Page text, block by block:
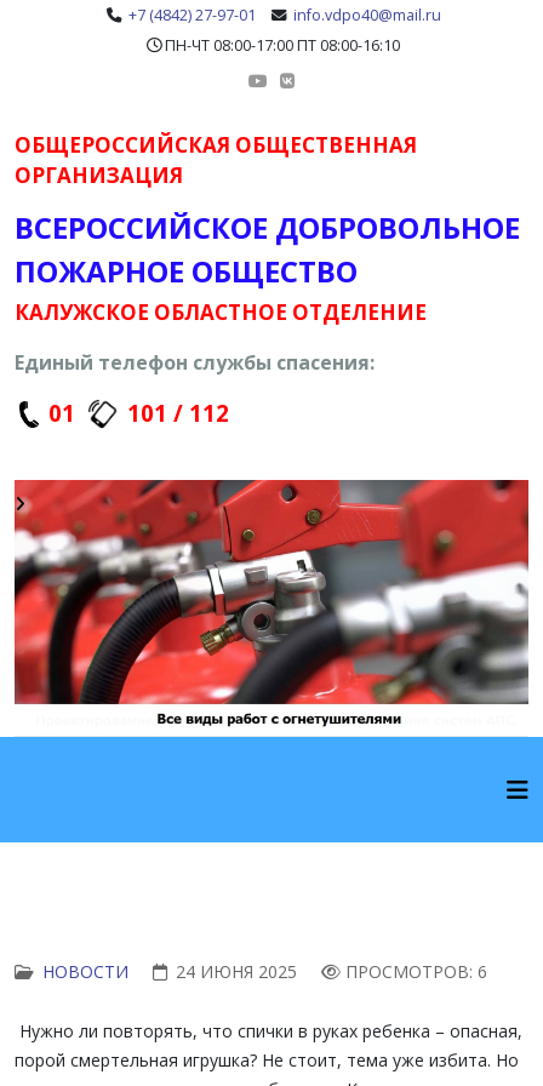
+7 (4842) 27-97-01
info.vdpo40@mail.ru
ПН-ЧТ 08:00-17:00 ПТ 08:00-16:10
ОБЩЕРОССИЙСКАЯ ОБЩЕСТВЕННАЯ
ОРГАНИЗАЦИЯ
ВСЕРОССИЙСКОЕ ДОБРОВОЛЬНОЕ
ПОЖАРНОЕ ОБЩЕСТВО
КАЛУЖСКОЕ ОБЛАСТНОЕ ОТДЕЛЕНИЕ
Единый телефон службы спасения:
01 101 / 112
НОВОСТИ 24 ИЮНЯ 2025 ПРОСМОТРОВ: 6
Нужно ли повторять, что спички в руках ребенка – опасная,
порой смертельная игрушка? Не стоит, тема уже избита. Но